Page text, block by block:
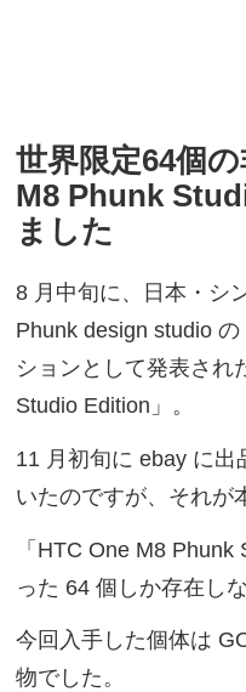
世界限定64個
M8 Phunk
ました
8 月中旬に、日本・シ
Phunk design studio
ションとして発表され
Studio Edition」。
11 月初旬に ebay に出
いたのですが、それが
「HTC One M8
った 64 個しか存在し
今回入手した個体は
物でした。